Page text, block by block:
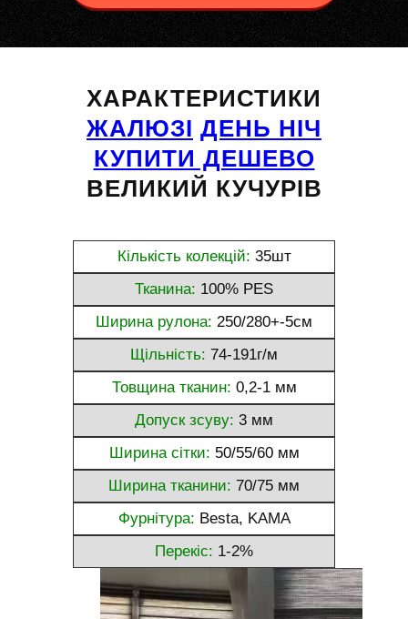
ХАРАКТЕРИСТИКИ
ЖАЛЮЗІ ДЕНЬ НІЧ
КУПИТИ ДЕШЕВО
ВЕЛИКИЙ КУЧУРІВ
Кількість колекцій: 35шт
Тканина: 100% PES
Ширина рулона: 250/280+-5см
Щільність: 74-191г/м
Товщина тканин: 0,2-1 мм
Допуск зсуву: 3 мм
Ширина сітки: 50/55/60 мм
Ширина тканини: 70/75 мм
Фурнітура: Besta, KAMA
Перекіс: 1-2%